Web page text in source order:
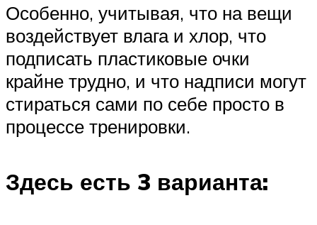
Особенно, учитывая, что на вещи
воздействует влага и хлор, что
подписать пластиковые очки
крайне трудно, и что надписи могут
стираться сами по себе просто в
процессе тренировки.
Здесь есть 3 варианта: